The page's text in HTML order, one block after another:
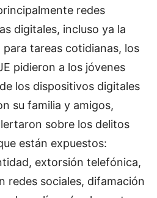
redes
digitales, incluso ya la
tareas cotidianas, los
pidieron a los jóvenes
los dispositivos digitales
su familia y amigos,
sobre los delitos
están expuestos:
extorsión telefónica,
redes sociales, difamación